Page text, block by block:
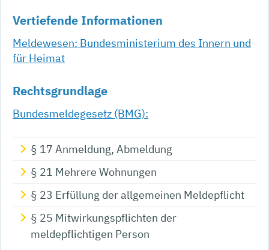
Vertiefende Informationen
Meldewesen: Bundesministerium des Innern und
für Heimat
Rechtsgrundlage
Bundesmeldegesetz (BMG):
§ 17 Anmeldung, Abmeldung
§ 21 Mehrere Wohnungen
§ 23 Erfüllung der allgemeinen Meldepflicht
§ 25 Mitwirkungspflichten der
meldepflichtigen Person